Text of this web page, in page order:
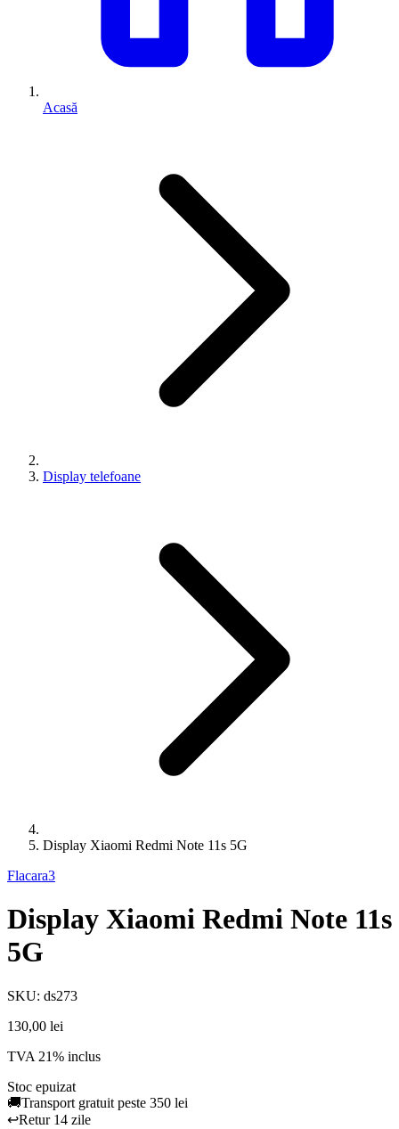
Acasă
Display telefoane
Display Xiaomi Redmi Note 11s 5G
Flacara3
Display Xiaomi Redmi Note 11s
5G
SKU: ds273
130,00 lei
TVA 21% inclus
Stoc epuizat
🚚Transport gratuit peste 350 lei
↩️Retur 14 zile